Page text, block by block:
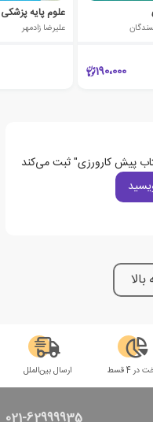
190،000
علیرضا زادمهر
پیش کارورزی" ثبت می‌کند
در 4 قسط ارسال بین‌الملل